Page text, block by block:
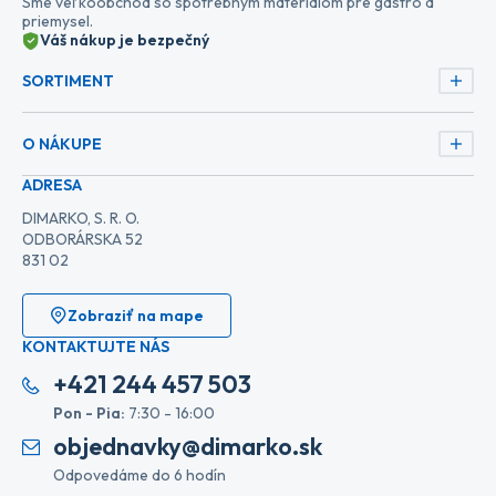
priemysel.
Váš nákup je bezpečný
SORTIMENT
O NÁKUPE
ADRESA
DIMARKO, S. R. O.
ODBORÁRSKA 52
831 02
Zobraziť na mape
KONTAKTUJTE NÁS
+421 244 457 503
Pon - Pia: 7:30 - 16:00
objednavky@dimarko.sk
Odpovedáme do 6 hodín